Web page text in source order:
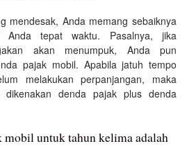
mendesak, Anda memang sebaiknya
Anda tepat waktu. Pasalnya, jika
akan menumpuk, Anda pun
pajak mobil. Apabila jatuh tempo
melakukan perpanjangan, maka
dikenakan denda pajak plus denda
mobil untuk tahun kelima adalah